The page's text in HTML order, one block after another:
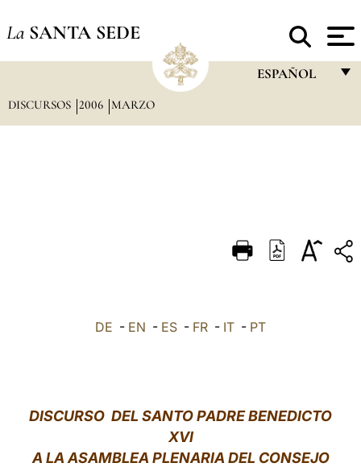
La SANTA SEDE
ESPAÑOL
DEUTSCH
العربيّة
DISCURSOS 2006 MARZO
DE - EN - ES - FR - IT - PT
DISCURSO DEL SANTO PADRE BENEDICTO
XVI
A LA ASAMBLEA PLENARIA DEL CONSEJO